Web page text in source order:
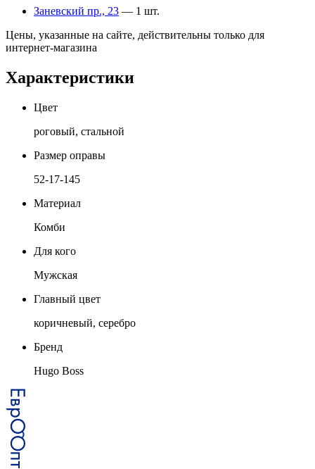
Заневский пр., 23 — 1 шт.
Цены, указанные на сайте, действительны только для
интернет-магазина
Характеристики
Цвет
роговый, стальной
Размер оправы
52-17-145
Материал
Комби
Для кого
Мужская
Главный цвет
коричневый, серебро
Бренд
Hugo Boss